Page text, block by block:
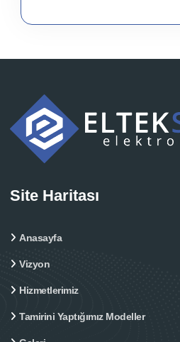
Site Haritası
Anasayfa
Vizyon
Hizmetlerimiz
Tamirini Yaptığımız Modeller